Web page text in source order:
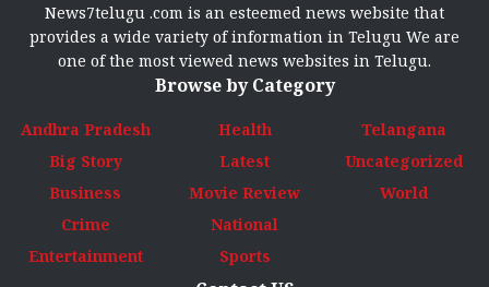
News7telugu .com is an esteemed news website that
provides a wide variety of information in Telugu We are
one of the most viewed news websites in Telugu.
Browse by Category
Andhra Pradesh
Big Story
Business
Crime
Entertainment
Health
Latest
Movie Review
National
Sports
Telangana
Uncategorized
World